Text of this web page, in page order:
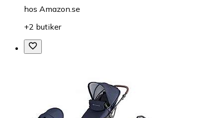
hos Amazon.se
+2 butiker